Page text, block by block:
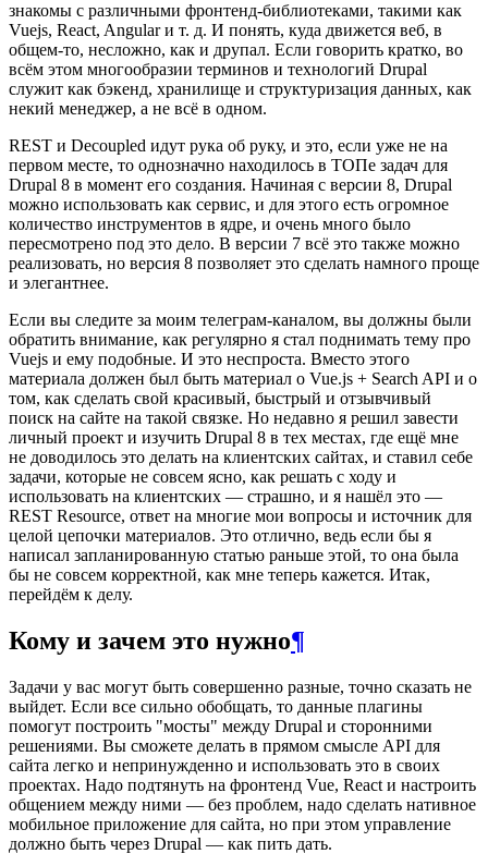
знакомы с различными фронтенд-библиотеками, такими как
Vuejs, React, Angular и т. д. И понять, куда движется веб, в
общем-то, несложно, как и друпал. Если говорить кратко, во
всём этом многообразии терминов и технологий Drupal
служит как бэкенд, хранилище и структуризация данных, как
некий менеджер, а не всё в одном.
REST и Decoupled идут рука об руку, и это, если уже не на
первом месте, то однозначно находилось в ТОПе задач для
Drupal 8 в момент его создания. Начиная с версии 8, Drupal
можно использовать как сервис, и для этого есть огромное
количество инструментов в ядре, и очень много было
пересмотрено под это дело. В версии 7 всё это также можно
реализовать, но версия 8 позволяет это сделать намного проще
и элегантнее.
Если вы следите за моим телеграм-каналом, вы должны были
обратить внимание, как регулярно я стал поднимать тему про
Vuejs и ему подобные. И это неспроста. Вместо этого
материала должен был быть материал о Vue.js + Search API и о
том, как сделать свой красивый, быстрый и отзывчивый
поиск на сайте на такой связке. Но недавно я решил завести
личный проект и изучить Drupal 8 в тех местах, где ещё мне
не доводилось это делать на клиентских сайтах, и ставил себе
задачи, которые не совсем ясно, как решать с ходу и
использовать на клиентских — страшно, и я нашёл это —
REST Resource, ответ на многие мои вопросы и источник для
целой цепочки материалов. Это отлично, ведь если бы я
написал запланированную статью раньше этой, то она была
бы не совсем корректной, как мне теперь кажется. Итак,
перейдём к делу.
Кому и зачем это нужно¶
Задачи у вас могут быть совершенно разные, точно сказать не
выйдет. Если все сильно обобщать, то данные плагины
помогут построить "мосты" между Drupal и сторонними
решениями. Вы сможете делать в прямом смысле API для
сайта легко и непринужденно и использовать это в своих
проектах. Надо подтянуть на фронтенд Vue, React и настроить
общением между ними — без проблем, надо сделать нативное
мобильное приложение для сайта, но при этом управление
должно быть через Drupal — как пить дать.